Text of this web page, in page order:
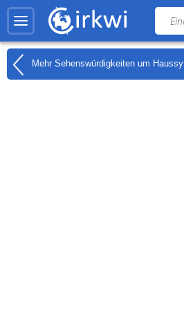
Mehr Sehenswürdigkeiten um Haussy